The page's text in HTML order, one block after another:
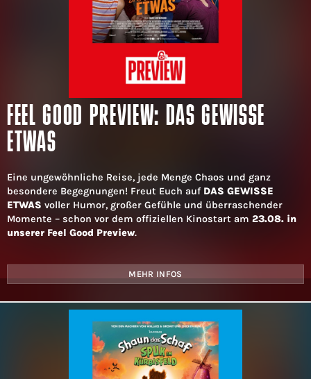
FEEL GOOD PREVIEW: DAS GEWISSE
ETWAS
Eine ungewöhnliche Reise, jede Menge Chaos und ganz
besondere Begegnungen! Freut Euch auf DAS GEWISSE
ETWAS voller Humor, großer Gefühle und überraschender
Momente – schon vor dem offiziellen Kinostart am 23.08. in
unserer Feel Good Preview.
MEHR INFOS